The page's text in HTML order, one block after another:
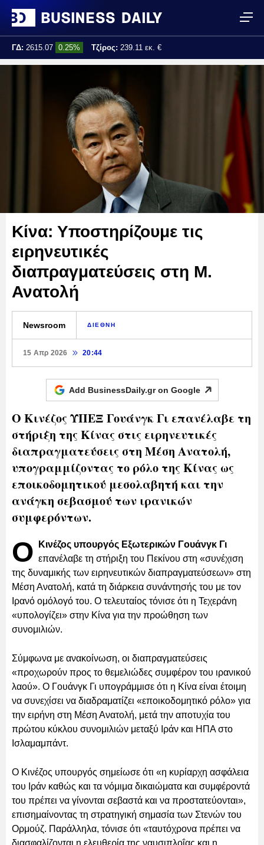
ΓΔ: 2615.07 0.25% Τζίρος: 239.11 εκ. €
Κίνα: Υποστηρίζουμε τις
ειρηνευτικές
διαπραγματεύσεις στη Μ.
Ανατολή
Newsroom ΔΙΕΘΝΗ
15 Απρ 2026 20:44
Add BusinessDaily.gr on Google
Ο Κινέζος ΥΠΕΞ Γουάνγκ Γι επανέλαβε τη
στήριξη της Κίνας στις ειρηνευτικές
διαπραγματεύσεις στη Μέση Ανατολή,
υπογραμμίζοντας το ρόλο της Κίνας ως
εποικοδομητικού μεσολαβητή και την
ανάγκη σεβασμού των ιρανικών
συμφερόντων.
Ο
Κινέζος υπουργός Εξωτερικών Γουάνγκ Γι
επανέλαβε τη στήριξη του Πεκίνου στη «συνέχιση
της δυναμικής των ειρηνευτικών διαπραγματεύσεων» στη
Μέση Ανατολή, κατά τη διάρκεια συνάντησής του με τον
Ιρανό ομόλογό του. Ο τελευταίος τόνισε ότι η Τεχεράνη
«υπολογίζει» στην Κίνα για την προώθηση των
συνομιλιών.
Σύμφωνα με ανακοίνωση, οι διαπραγματεύσεις
«προχωρούν προς το θεμελιώδες συμφέρον του ιρανικού
λαού». Ο Γουάνγκ Γι υπογράμμισε ότι η Κίνα είναι έτοιμη
να συνεχίσει να διαδραματίζει «εποικοδομητικό ρόλο» για
την ειρήνη στη Μέση Ανατολή, μετά την αποτυχία του
πρώτου κύκλου συνομιλιών μεταξύ Ιράν και ΗΠΑ στο
Ισλαμαμπάντ.
Ο Κινέζος υπουργός σημείωσε ότι «η κυρίαρχη ασφάλεια
του Ιράν καθώς και τα νόμιμα δικαιώματα και συμφέροντά
του πρέπει να γίνονται σεβαστά και να προστατεύονται»,
επισημαίνοντας τη στρατηγική σημασία των Στενών του
Ορμούζ. Παράλληλα, τόνισε ότι «ταυτόχρονα πρέπει να
διασφαλίζονται η ελευθερία της ναυσιπλοΐας και η